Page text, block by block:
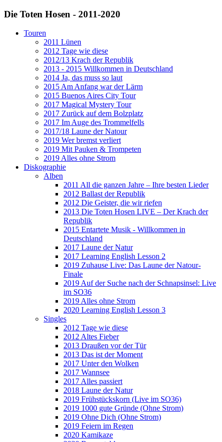
Die Toten Hosen - 2011-2020
Touren
2011 Lünen
2012 Tage wie diese
2012/13 Krach der Republik
2013 - 2015 Willkommen in Deutschland
2014 Ja, das muss so laut
2015 Am Anfang war der Lärm
2015 Buenos Aires City Tour
2017 Magical Mystery Tour
2017 Zurück auf dem Bolzplatz
2017 Im Auge des Trommelfells
2017/18 Laune der Natour
2019 Wer bremst verliert
2019 Mit Pauken & Trompeten
2019 Alles ohne Strom
Diskographie
Alben
2011 All die ganzen Jahre – Ihre besten Lieder
2012 Ballast der Republik
2012 Die Geister, die wir riefen
2013 Die Toten Hosen LIVE – Der Krach der
Republik
2015 Entartete Musik - Willkommen in
Deutschland
2017 Laune der Natur
2017 Learning English Lesson 2
2019 Zuhause Live: Das Laune der Natour-
Finale
2019 Auf der Suche nach der Schnapsinsel: Live
im SO36
2019 Alles ohne Strom
2020 Learning English Lesson 3
Singles
2012 Tage wie diese
2012 Altes Fieber
2013 Draußen vor der Tür
2013 Das ist der Moment
2017 Unter den Wolken
2017 Wannsee
2017 Alles passiert
2018 Laune der Natur
2019 Frühstückskorn (Live im SO36)
2019 1000 gute Gründe (Ohne Strom)
2019 Ohne Dich (Ohne Strom)
2019 Feiern im Regen
2020 Kamikaze